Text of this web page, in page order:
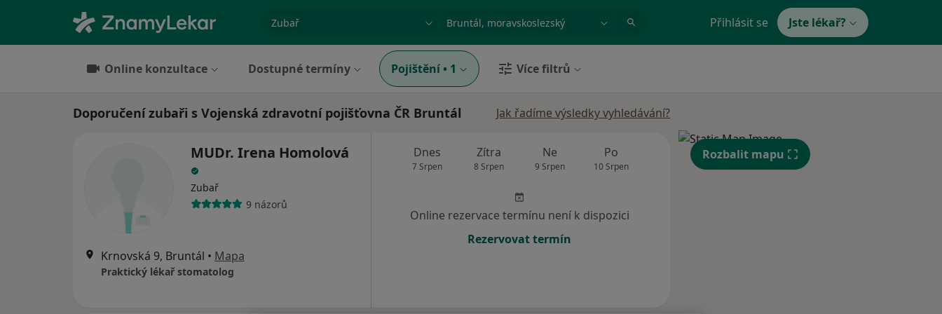
specializace, nemoc nebo příjmení Město nebo region Přihlásit se Jste lékař?
Online konzultace Dostupné termíny Pojištění • 1 Více filtrů
Doporučení zubaři s Vojenská zdravotní pojišťovna ČR Bruntál Jak řadíme výsledky vyhledávání?
MUDr. Irena Homolová
Zubař
9 názorů
Krnovská 9, Bruntál • Mapa
Praktický lékař stomatolog
Dnes
7 Srpen
Zítra
8 Srpen
Ne
9 Srpen
Po
10 Srpen
St Čt
13 Srpen
Online rezervace termínu není k dispozici
Rezervovat termín
Rozbalit mapu